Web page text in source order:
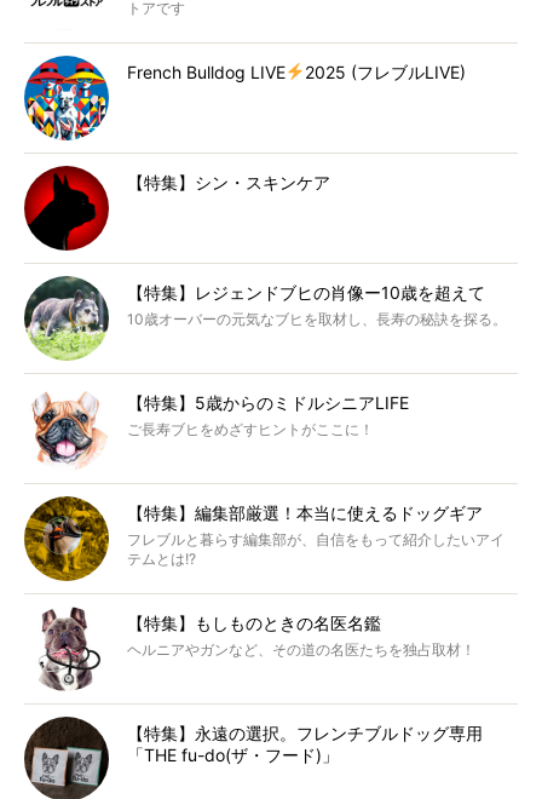
トアです
French Bulldog LIVE 2025 (フレブルLIVE)
【特集】シン・スキンケア
【特集】レジェンドブヒの肖像ー10歳を超えて
10歳オーバーの元気なブヒを取材し、長寿の秘訣を探る。
【特集】5歳からのミドルシニアLIFE
ご長寿ブヒをめざすヒントがここに！
【特集】編集部厳選！本当に使えるドッグギア
フレブルと暮らす編集部が、自信をもって紹介したいアイ
テムとは!?
【特集】もしものときの名医名鑑
ヘルニアやガンなど、その道の名医たちを独占取材！
【特集】永遠の選択。フレンチブルドッグ専用
「THE fu-do(ザ・フード)」